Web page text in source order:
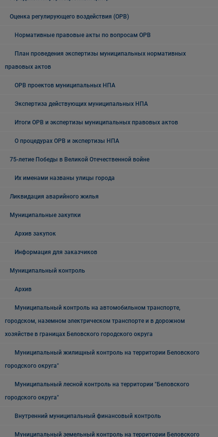
Оценка регулирующего воздействия (ОРВ)
Нормативные правовые акты по вопросам ОРВ
План проведения экспертизы муниципальных нормативных
правовых актов
ОРВ проектов муниципальных НПА
Экспертиза действующих муниципальных НПА
Итоги ОРВ и экспертизы муниципальных правовых актов
О процедурах ОРВ и экспертизы НПА
75-летие Победы в Великой Отечественной войне
Их именами названы улицы города
Ликвидация аварийного жилья
Муниципальные закупки
Архив закупок
Информация для заказчиков
Муниципальный контроль
Архив
Муниципальный контроль на автомобильном транспорте,
городском, наземном электрическом транспорте и в дорожном
хозяйстве в границах Беловского городского округа
Муниципальный жилищный контроль на территории Беловского
городского округа"
Муниципальный лесной контроль на территории "Беловского
городского округа"
Внутренний муниципальный финансовый контроль
Муниципальный земельный контроль на территории Беловского